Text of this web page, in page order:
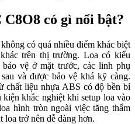
có gì nổi bật?
không có quá nhiều điểm khác biệt
trên thị trường. Loa có kiểu
vệ ở mặt trước, các linh phụ
và được bảo vệ khá kỹ càng.
chất liệu nhựa ABS có độ bền bỉ
khắc nghiệt khi setup loa vào
hình tròn ngoài việc tăng thẩm
loa trở nên dễ dàng hơn.